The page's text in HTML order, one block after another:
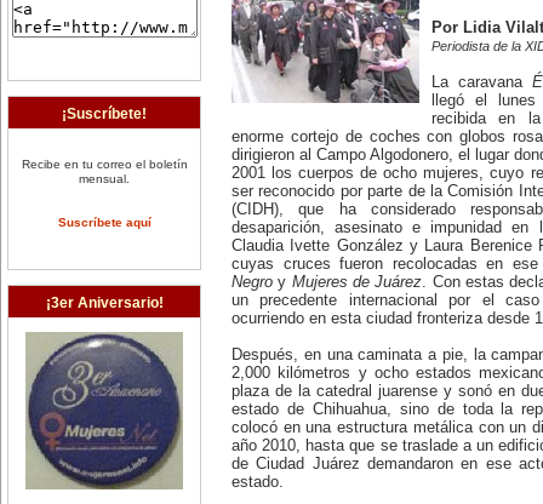
¡Suscríbete!
Recibe en tu correo el boletín
mensual.
Suscríbete aquí
¡3er Aniversario!
Por Lidia
Periodista de la
La caravana
llegó el
recibida en la
enorme cortejo de coches con globos
dirigieron al Campo Algodonero, el lugar
2001 los cuerpos de ocho mujeres, cuyo
ser reconocido por parte de la Comisión
(CIDH), que ha considerado
desaparición, asesinato e impunidad en
Claudia Ivette González y Laura
cuyas cruces fueron recolocadas en
Negro y Mujeres de Juárez . Con estas
un precedente internacional por el
ocurriendo en esta ciudad fronteriza desde
Después, en una caminata a pie, la
2,000 kilómetros y ocho estados
plaza de la catedral juarense y sonó en
estado de Chihuahua, sino de toda la
colocó en una estructura metálica con un
año 2010, hasta que se traslade a un
de Ciudad Juárez demandaron en ese
estado.